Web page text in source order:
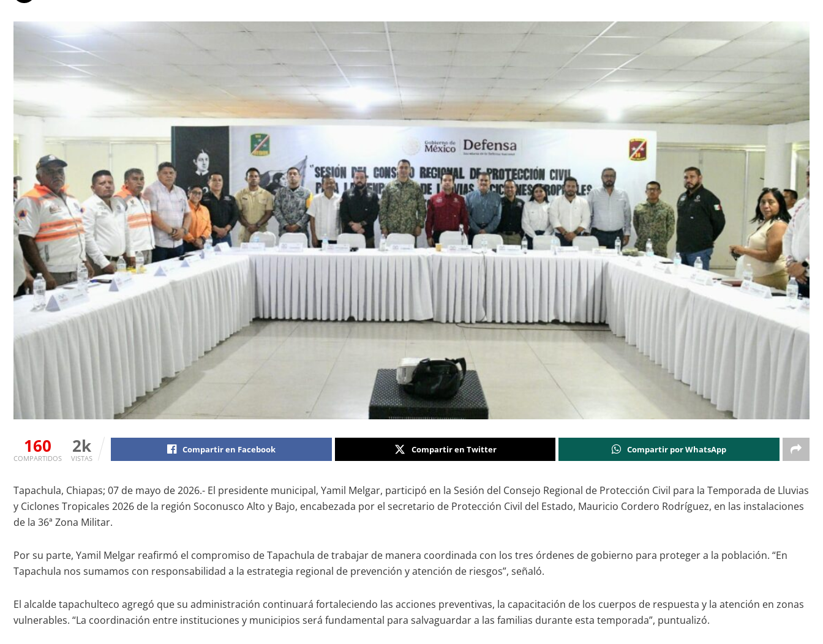
160
COMPARTIDOS
2k
VISTAS
Compartir en Facebook Compartir en Twitter Compartir por WhatsApp
Tapachula, Chiapas; 07 de mayo de 2026.- El presidente municipal, Yamil Melgar, participó en la Sesión del Consejo Regional de Protección Civil para la Temporada de Lluvias
y Ciclones Tropicales 2026 de la región Soconusco Alto y Bajo, encabezada por el secretario de Protección Civil del Estado, Mauricio Cordero Rodríguez, en las instalaciones
de la 36ª Zona Militar.
Por su parte, Yamil Melgar reafirmó el compromiso de Tapachula de trabajar de manera coordinada con los tres órdenes de gobierno para proteger a la población. “En
Tapachula nos sumamos con responsabilidad a la estrategia regional de prevención y atención de riesgos”, señaló.
El alcalde tapachulteco agregó que su administración continuará fortaleciendo las acciones preventivas, la capacitación de los cuerpos de respuesta y la atención en zonas
vulnerables. “La coordinación entre instituciones y municipios será fundamental para salvaguardar a las familias durante esta temporada”, puntualizó.